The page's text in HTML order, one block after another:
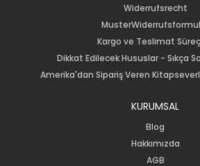
Widerrufsrecht
Kargo ve Teslimat
Dikkat Edilecek Hususlar - Sıkça
Amerika'dan Sipariş Veren
KURUMSAL
Blog
Hakkımızda
AGB